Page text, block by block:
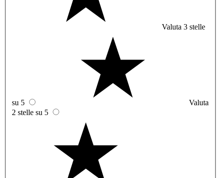
Valuta 3 stelle
su 5
Valuta
2 stelle su 5